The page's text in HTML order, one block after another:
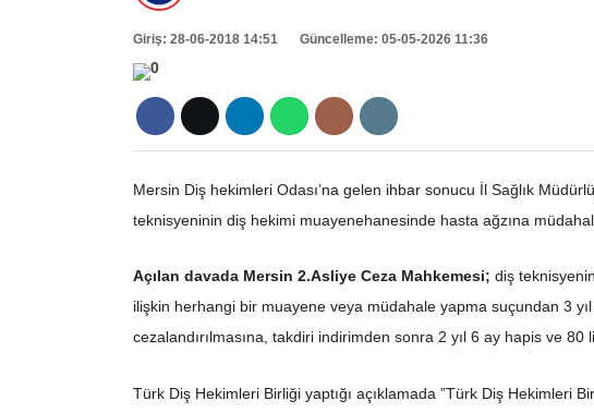
Giriş: 28-06-2018 14:51 Güncelleme: 05-05-2026 11:36
Mersin Diş hekimleri Odası’na gelen ihbar sonucu İl Sağlık
teknisyeninin diş hekimi muayenehanesinde hasta ağzına
Açılan davada Mersin 2.Asliye Ceza Mahkemesi; diş
ilişkin herhangi bir muayene veya müdahale yapma suçundan 3 yıl
cezalandırılmasına, takdiri indirimden sonra 2 yıl 6 ay hapis ve 80
Türk Diş Hekimleri Birliği yaptığı açıklamada ”Türk Diş Hekimleri